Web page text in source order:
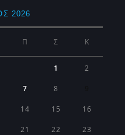
2026
Π Σ Κ
1 2
7 8
14 15 16
21 22 23